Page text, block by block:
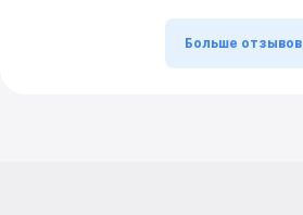
Больше отзывов